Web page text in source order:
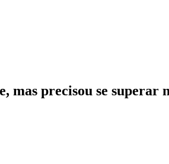
precisou se superar